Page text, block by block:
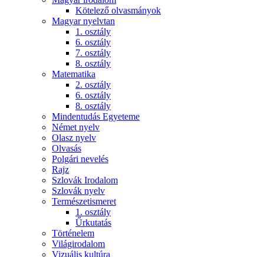
Kötelező olvasmányok
Magyar nyelvtan
1. osztály
6. osztály
7. osztály
8. osztály
Matematika
2. osztály
6. osztály
8. osztály
Mindentudás Egyeteme
Német nyelv
Olasz nyelv
Olvasás
Polgári nevelés
Rajz
Szlovák Irodalom
Szlovák nyelv
Természetismeret
1. osztály
Űrkutatás
Történelem
Világirodalom
Vizuális kultúra